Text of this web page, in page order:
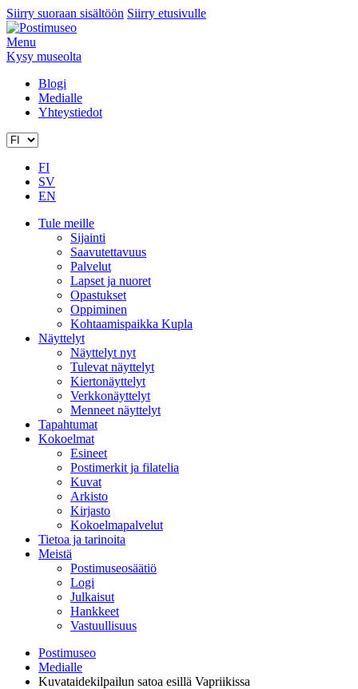
Siirry suoraan sisältöön Siirry etusivulle
Menu
Kysy museolta
Blogi
Medialle
Yhteystiedot
FI
SV
EN
Tule meille
Sijainti
Saavutettavuus
Palvelut
Lapset ja nuoret
Opastukset
Oppiminen
Kohtaamispaikka Kupla
Näyttelyt
Näyttelyt nyt
Tulevat näyttelyt
Kiertonäyttelyt
Verkkonäyttelyt
Menneet näyttelyt
Tapahtumat
Kokoelmat
Esineet
Postimerkit ja filatelia
Kuvat
Arkisto
Kirjasto
Kokoelmapalvelut
Tietoa ja tarinoita
Meistä
Postimuseosäätiö
Logi
Julkaisut
Hankkeet
Vastuullisuus
Postimuseo
Medialle
Kuvataidekilpailun satoa esillä Vapriikissa